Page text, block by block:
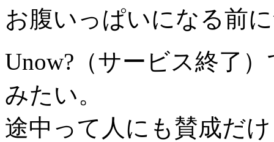
お腹いっぱいになる前
Unow?（サービス終了
みたい。
途中って人にも賛成だ